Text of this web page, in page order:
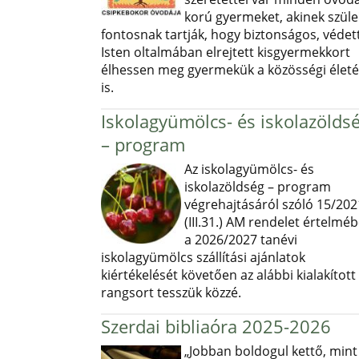
korú gyermeket, akinek
fontosnak tartják, hogy biztonságos,
Isten oltalmában elrejtett kisgyermekkort
élhessen meg gyermekük a közösségi
is.
Iskolagyümölcs- és
– program
Az iskolagyümölcs- és
iskolazöldség – program
végrehajtásáról szóló 15/
(III.31.) AM rendelet
a 2026/2027 tanévi
iskolagyümölcs szállítási ajánlatok
kiértékelését követően az alábbi kialakított
rangsort tesszük közzé.
Szerdai bibliaóra 2025-2026
„Jobban boldogul kettő, mint